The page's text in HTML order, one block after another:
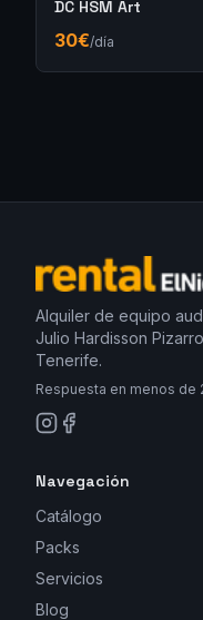
DC HSM Art
30€/día
Alquiler de equipo
Julio Hardisson
Tenerife.
Respuesta en menos de
Navegación
Catálogo
Packs
Servicios
Blog